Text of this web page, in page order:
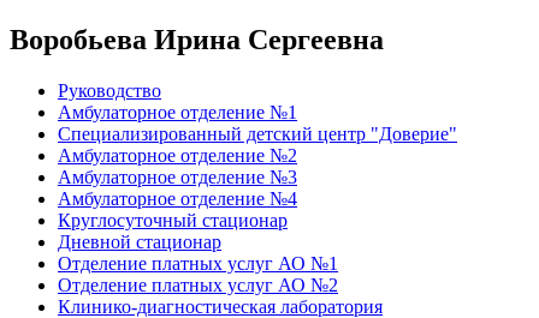
Воробьева Ирина Сергеевна
Руководство
Амбулаторное отделение №1
Специализированный детский центр "Доверие"
Амбулаторное отделение №2
Амбулаторное отделение №3
Амбулаторное отделение №4
Круглосуточный стационар
Дневной стационар
Отделение платных услуг АО №1
Отделение платных услуг АО №2
Клинико-диагностическая лаборатория